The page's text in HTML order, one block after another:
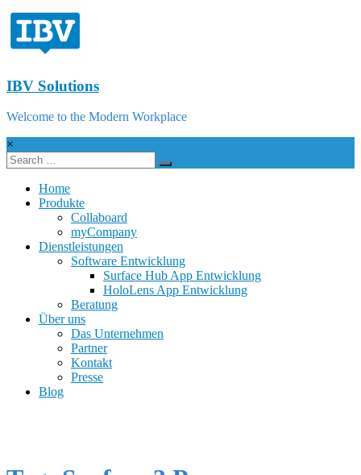
IBV Solutions
Welcome to the Modern Workplace
×
Home
Produkte
Collaboard
myCompany
Dienstleistungen
Software Entwicklung
Surface Hub App Entwicklung
HoloLens App Entwicklung
Beratung
Über uns
Das Unternehmen
Partner
Kontakt
Presse
Blog